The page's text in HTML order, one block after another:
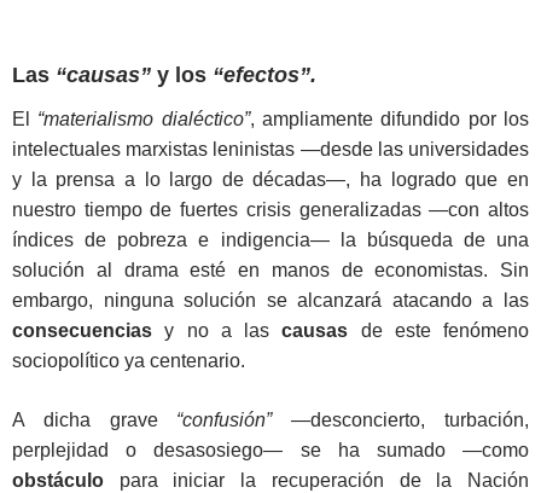
Las “causas” y los “efectos”.
El “materialismo dialéctico”, ampliamente difundido por los
intelectuales marxistas leninistas —desde las universidades
y la prensa a lo largo de décadas—, ha logrado que en
nuestro tiempo de fuertes crisis generalizadas —con altos
índices de pobreza e indigencia— la búsqueda de una
solución al drama esté en manos de economistas. Sin
embargo, ninguna solución se alcanzará atacando a las
consecuencias y no a lascausas de este fenómeno
sociopolítico ya centenario.
A dicha grave “confusión”—desconcierto, turbación,
perplejidad o desasosiego— se ha sumado —como
obstáculo para iniciar la recuperación de la Nación